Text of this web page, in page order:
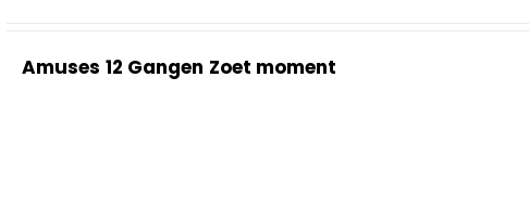
Amuses 12 Gangen Zoet moment